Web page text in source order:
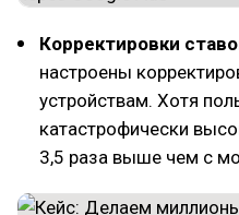
Корректировки
настроены
устройствам. Хотя
катастрофически
3,5 раза выше чем с